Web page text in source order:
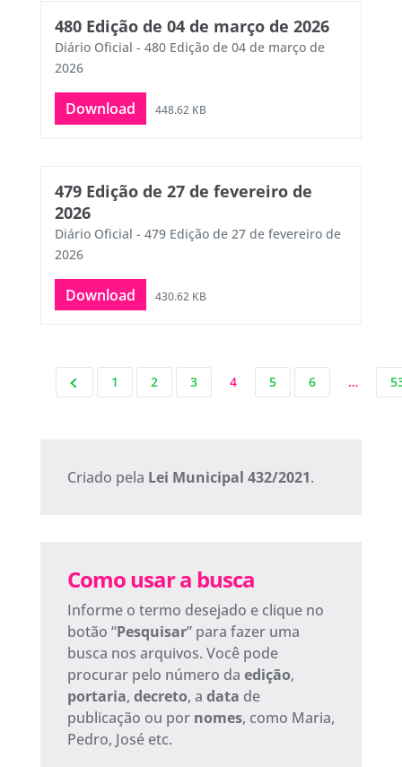
480 Edição de 04 de março de 2026
Diário Oficial - 480 Edição de 04 de março de
2026
Download 448.62 KB
479 Edição de 27 de fevereiro de
2026
Diário Oficial - 479 Edição de 27 de fevereiro de
2026
Download 430.62 KB
1 2 3 4 5 6 …
Criado pela Lei Municipal 432/2021.
Como usar a busca
Informe o termo desejado e clique no
botão “Pesquisar” para fazer uma
busca nos arquivos. Você pode
procurar pelo número da edição,
portaria, decreto, a data de
publicação ou por nomes, como Maria,
Pedro, José etc.